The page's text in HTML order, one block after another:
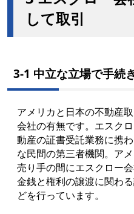
して取引
3-1 中立な立場で手続
アメリカと日本の不動産
会社の有無です。エスク
動産の証書受託業務に携
な民間の第三者機関。ア
売り手の間にエスクロー
金銭と権利の譲渡に関わ
どを行っています。